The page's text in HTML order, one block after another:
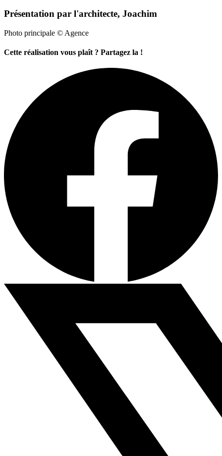
Présentation par l'architecte, Joachim
Photo principale © Agence
Cette réalisation vous plaît ? Partagez la !